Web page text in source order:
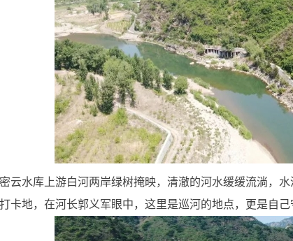
云水库上游白河两岸绿树掩映，清澈的河水缓缓流淌，
卡地，在河长郭义军眼中，这里是巡河的地点，更是自己